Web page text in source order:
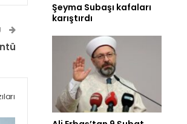
Şeyma Subaşı kafaları
karıştırdı